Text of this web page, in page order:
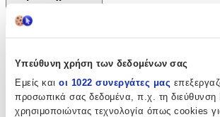
Υπεύθυνη χρήση των δεδομένων σας
Εμείς και οι 1022 συνεργάτες μας
προσωπικά σας δεδομένα, π.χ. τη διεύθυνση
χρησιμοποιώντας τεχνολογία όπως cookies
Κατασκευαστής:
Graffiti